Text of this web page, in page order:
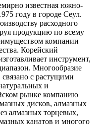
известная южно-
году в городе Сеул.
расходного
продукцию по всему
компании
Корейский
инструмент,
Многообразие
с растущими
и
рынке компанию
дисков, алмазных
алмазных торцевых,
канатов и многого